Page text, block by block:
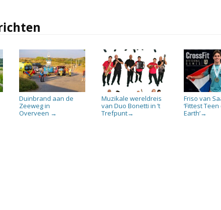
Duinbrand aan de
Zeeweg in
Overveen →
Muzikale wereldreis
van Duo Bonetti in ’t
Trefpunt→
Friso van
‘Fittest Teen
Earth’→